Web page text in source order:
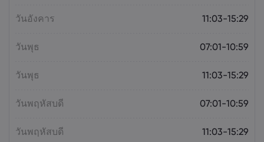
วันอังคาร 11:03-15:29
วันพุธ 07:01-10:59
วันพุธ 11:03-15:29
วันพฤหัสบดี 07:01-10:59
วันพฤหัสบดี 11:03-15:29